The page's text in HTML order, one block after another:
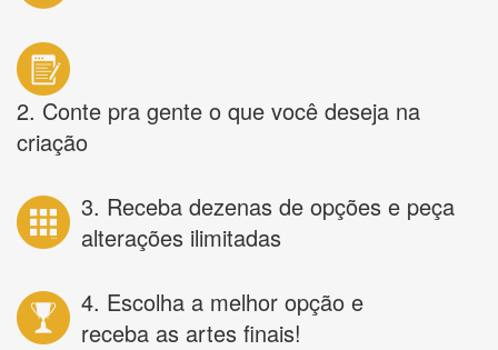
2. Conte pra gente o que você deseja na
criação
3. Receba dezenas de opções e peça
alterações ilimitadas
4. Escolha a melhor opção e
receba as artes finais!